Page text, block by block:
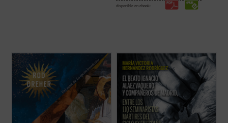
disponible en ebook:
Rod Dreher narra cómo Occidente fue
perdiendo su capacidad de asombrarse,
cómo se «desencantó», y muestra, con
ejemplos concretos y profundamente
humanos, que ese encantamiento no ha
desaparecido: simplemente hemos
olvidado el sentido de la ...
(ver ficha)
La beatificación de estos 11 mártires, en
2026, coincide con el noventa aniversario
de la explosión sangrienta, en 1936, de la
persecución del siglo XX en España. La
postuladora de su Causa de beatificación
presenta aquí una breve pero ...
(ver ficha)